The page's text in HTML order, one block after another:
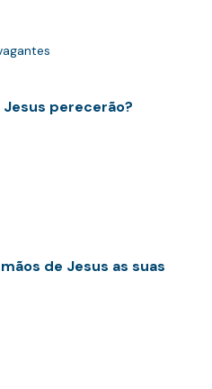
Jesus perecerão?
de Jesus as suas